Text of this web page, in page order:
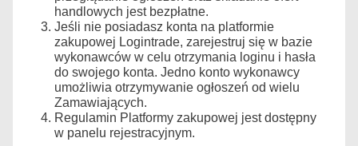
handlowych jest bezpłatne.
Jeśli nie posiadasz konta na platformie
zakupowej Logintrade, zarejestruj się w bazie
wykonawców w celu otrzymania loginu i hasła
do swojego konta. Jedno konto wykonawcy
umożliwia otrzymywanie ogłoszeń od wielu
Zamawiających.
Regulamin Platformy zakupowej jest dostępny
w panelu rejestracyjnym.